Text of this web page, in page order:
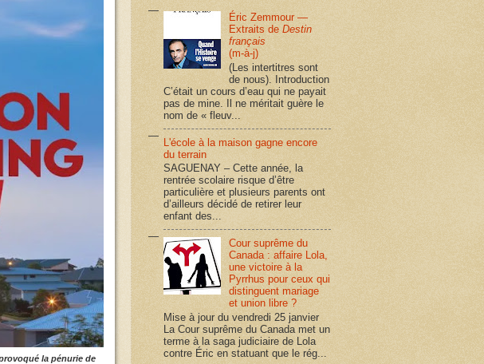
la pénurie de
Éric Zemmour —
Extraits deDestin
français
(m-à-j)
(Les intertitres sont
de nous). Introduction
C’était un cours d’eau qui ne payait
pas de mine. Il ne méritait guère le
nom de « fleuv...
L'école à la maison gagne encore
du terrain
SAGUENAY – Cette année, la
rentrée scolaire risque d’être
particulière et plusieurs parents ont
d’ailleurs décidé de retirer leur
enfant des...
Cour suprême du
Canada : affaire Lola,
une victoire à la
Pyrrhus pour ceux qui
distinguent mariage
et union libre ?
Mise à jour du vendredi 25 janvier
La Cour suprême du Canada met un
terme à la saga judiciaire de Lola
contre Éric en statuant que le rég...